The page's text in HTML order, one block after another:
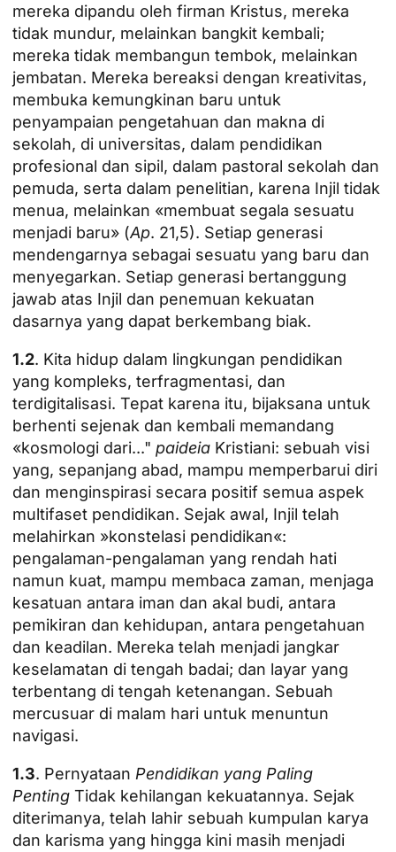
mereka dipandu oleh firman Kristus, mereka
tidak mundur, melainkan bangkit kembali;
mereka tidak membangun tembok, melainkan
jembatan. Mereka bereaksi dengan kreativitas,
membuka kemungkinan baru untuk
penyampaian pengetahuan dan makna di
sekolah, di universitas, dalam pendidikan
profesional dan sipil, dalam pastoral sekolah dan
pemuda, serta dalam penelitian, karena Injil tidak
menua, melainkan «membuat segala sesuatu
menjadi baru» (Ap. 21,5). Setiap generasi
mendengarnya sebagai sesuatu yang baru dan
menyegarkan. Setiap generasi bertanggung
jawab atas Injil dan penemuan kekuatan
dasarnya yang dapat berkembang biak.
1.2. Kita hidup dalam lingkungan pendidikan
yang kompleks, terfragmentasi, dan
terdigitalisasi. Tepat karena itu, bijaksana untuk
berhenti sejenak dan kembali memandang
«kosmologi dari..." paideia Kristiani: sebuah visi
yang, sepanjang abad, mampu memperbarui diri
dan menginspirasi secara positif semua aspek
multifaset pendidikan. Sejak awal, Injil telah
melahirkan »konstelasi pendidikan«:
pengalaman-pengalaman yang rendah hati
namun kuat, mampu membaca zaman, menjaga
kesatuan antara iman dan akal budi, antara
pemikiran dan kehidupan, antara pengetahuan
dan keadilan. Mereka telah menjadi jangkar
keselamatan di tengah badai; dan layar yang
terbentang di tengah ketenangan. Sebuah
mercusuar di malam hari untuk menuntun
navigasi.
1.3. Pernyataan Pendidikan yang Paling
Penting Tidak kehilangan kekuatannya. Sejak
diterimanya, telah lahir sebuah kumpulan karya
dan karisma yang hingga kini masih menjadi